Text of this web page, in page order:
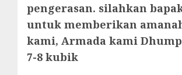
pengerasan. silahkan
untuk memberikan
kami, Armada kami
7-8 kubik